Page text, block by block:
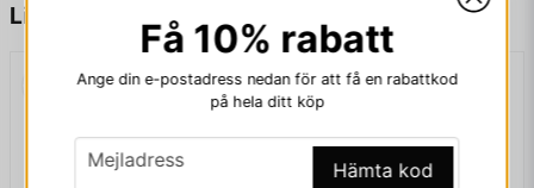
Liknande produkterFå 10% rabatt
Ange din e-postadress nedan för att få en rabattkod
på hela ditt köp
email
Mejladress Hämta kod